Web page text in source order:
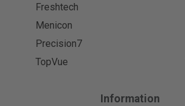
Freshtech
Menicon
Precision7
TopVue
Information